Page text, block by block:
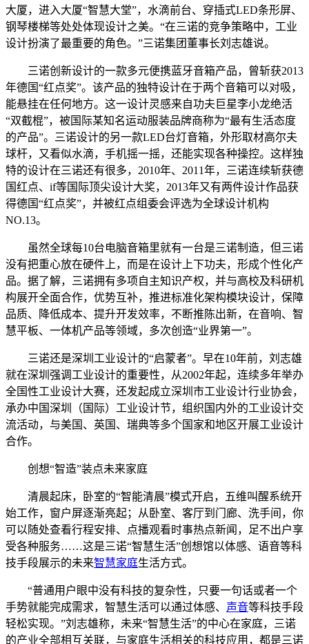
大厦，进入大厦“智慧大堂”，水滴前台、穿插式LED条形屏、
钢琴楼梯等处处体现设计之美。“在三诺的竞争策略中，工业
设计扮演了最重要的角色。”三诺集团董事长刘志雄说。
三诺创新设计的一款多元便携蓝牙音箱产品，曾斩获2013
年德国“红点奖”。该产品的独特设计在于两个音箱可以对吸，
能悬挂在任何地方。这一设计灵感来自功夫巨星李小龙绝活
“双截棍”，被国际某知名运动服装品牌商称为“最有生活态度
的产品”。三诺设计的另一款LED台灯音箱，外形取材高尔夫
球杆，又看似水滴，手机摇一摇，还能实现各种操控。这样独
特的设计在三诺还有很多，2010年、2011年，三诺连续斩获德
国红点、if等国际顶尖设计大奖，2013年又有两件设计作品获
得德国“红点奖”，并被红点组委会评选为全球设计机构
NO.13。
虽然全球每10台电脑音箱里就有一台是三诺制造，但三诺
没有把重心放在硬件上，而是在设计上下功夫，形成个性化产
品。据了解，三诺拥有多项自主知识产权，并与高校及科研机
构展开全面合作，优势互补，推进标准化架构模块设计，保障
品质、降低成本、提升开发效率，不断推陈出新，在音响、智
慧平板、一体机产品等领域，多次创造“业界第一”。
三诺还是深圳工业设计的“启蒙者”。早在10年前，刘志雄
就在深圳强调工业设计的重要性，从2002年起，连续多年举办
全国性工业设计大赛，还发起成立深圳市工业设计行业协会，
承办中国深圳（国际）工业设计节，组织国内外的工业设计交
流活动，与美国、英国、瑞典等多个国家和地区开展工业设计
合作。
创想“智造”装点未来家庭
清晨起床，卧室的“智能清晨”模式开启，五维叫醒系统开
始工作，窗户屏逐渐亮起；从卧室、客厅到门廊、洗手间，你
可以随处查看行程安排、点播观看时事热点新闻，足不出户享
受各种服务……这是三诺“智慧生活”创想馆以体感、语音等科
技手段展示的未来智慧家庭生活方式。
“普通用户眼中没有科技的复杂性，只要一句话或者一个
手势就能完成需求，智慧生活可以通过体感、 声音等科技手段
轻松实现。”刘志雄称，未来“智慧生活”的中心在家庭，三诺
的产业全部相互关联，与家庭生活相关的科技应用，都是三诺